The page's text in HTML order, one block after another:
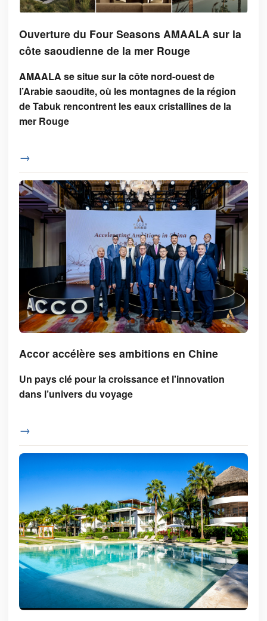
Ouverture du Four Seasons AMAALA sur la
côte saoudienne de la mer Rouge
AMAALA se situe sur la côte nord-ouest de
l’Arabie saoudite, où les montagnes de la région
de Tabuk rencontrent les eaux cristallines de la
mer Rouge
→
Accor accélère ses ambitions en Chine
Un pays clé pour la croissance et l'innovation
dans l’univers du voyage
→